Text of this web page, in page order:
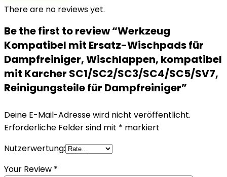
There are no reviews yet.
Be the first to review “Werkzeug
Kompatibel mit Ersatz-Wischpads für
Dampfreiniger, Wischlappen, kompatibel
mit Karcher SC1/SC2/SC3/SC4/SC5/SV7,
Reinigungsteile für Dampfreiniger”
Deine E-Mail-Adresse wird nicht veröffentlicht.
Erforderliche Felder sind mit * markiert
Nutzerwertung:
Your Review *